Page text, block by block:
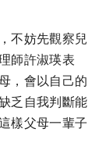
不妨先觀察兒
師許淑瑛表
，會以自己的
乏自我判斷能
樣父母一輩子